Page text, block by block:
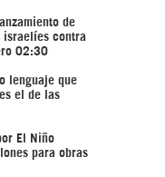
de
israelíes contra
02:30
lenguaje que
el de las
El Niño
para obras